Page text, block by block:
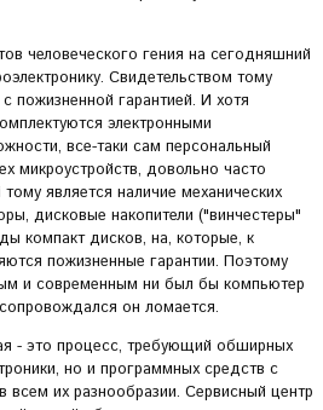
человеческого гения на сегодняшний
Свидетельством тому
пожизненной гарантией. И хотя
электронными
все-таки сам персональный
микроустройств, довольно часто
является наличие механических
дисковые накопители ("винчестеры"
компакт дисков, на, которые, к
пожизненные гарантии. Поэтому
и современным ни был бы компьютер
он ломается.
- это процесс, требующий обширных
но и программных средств с
их разнообразии. Сервисный центр